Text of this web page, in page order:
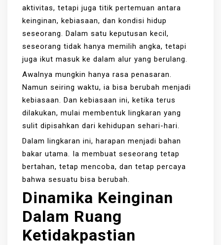
aktivitas, tetapi juga titik pertemuan antara
keinginan, kebiasaan, dan kondisi hidup
seseorang. Dalam satu keputusan kecil,
seseorang tidak hanya memilih angka, tetapi
juga ikut masuk ke dalam alur yang berulang.
Awalnya mungkin hanya rasa penasaran.
Namun seiring waktu, ia bisa berubah menjadi
kebiasaan. Dan kebiasaan ini, ketika terus
dilakukan, mulai membentuk lingkaran yang
sulit dipisahkan dari kehidupan sehari-hari.
Dalam lingkaran ini, harapan menjadi bahan
bakar utama. Ia membuat seseorang tetap
bertahan, tetap mencoba, dan tetap percaya
bahwa sesuatu bisa berubah.
Dinamika Keinginan
Dalam Ruang
Ketidakpastian